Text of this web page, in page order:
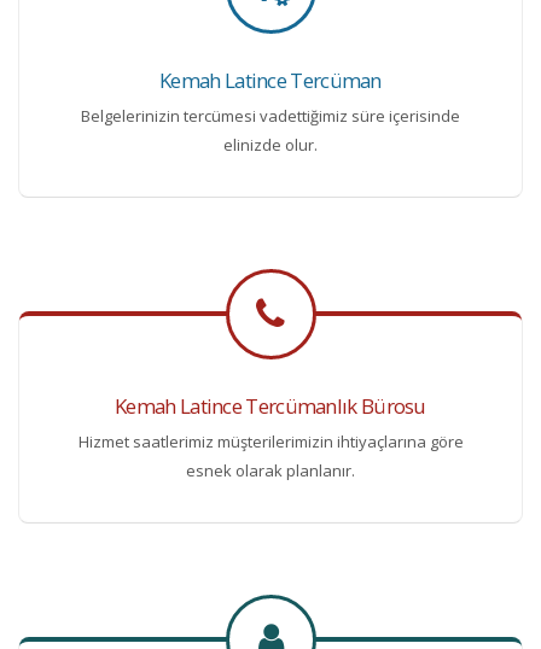
Kemah Latince Tercüman
Belgelerinizin tercümesi vadettiğimiz süre içerisinde
elinizde olur.
Kemah Latince Tercümanlık Bürosu
Hizmet saatlerimiz müşterilerimizin ihtiyaçlarına göre
esnek olarak planlanır.